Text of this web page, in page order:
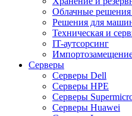
Облачные
Решения для
Техническая и
IT-аутсорсинг
Серверы
Серверы Dell
Серверы HPE
Серверы
Серверы Huawei